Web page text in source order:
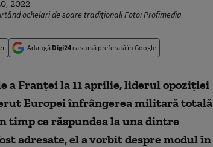
ochelari de soare tradiționali Foto: Profimedia
Adaugă Digi24ca sursă preferată în Google
a Franței la 11 aprilie, liderul opoziției
Europei înfrângerea militară totală
timp ce răspundea la una dintre
adresate, el a vorbit despre modul în